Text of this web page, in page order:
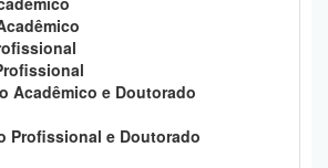
Acadêmico
Acadêmico e Doutorado
Profissional e Doutorado